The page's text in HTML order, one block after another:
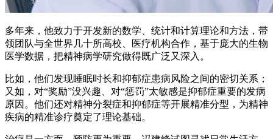
多年来，他致力于开发新的数学、统计和计算理论和方法，带
领团队与全世界几十所高校、医疗机构合作，基于庞大的生物
医学数据，把精神病学研究做得既广泛又深入。
比如，他们发现睡眠时长和抑郁症患病风险之间的密切关系；
又如，对“奖励”没兴趣、对“惩罚”太敏感是抑郁症重要的发病
原因。他们还对精神分裂症和抑郁症等开展精准分型，为精神
疾病的精准诊疗奠定了理论基础。